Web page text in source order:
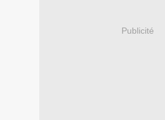
Publicité